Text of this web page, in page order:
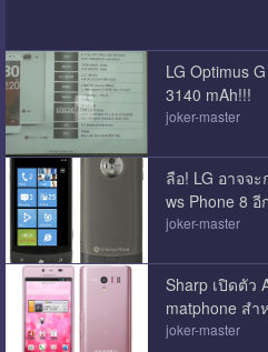
LG Optimus
3140 mAh!!!
joker-master
ลือ! LG อาจจ
ws Phone 8 อี
joker-master
Sharp เปิดตัว
matphone ส
joker-master